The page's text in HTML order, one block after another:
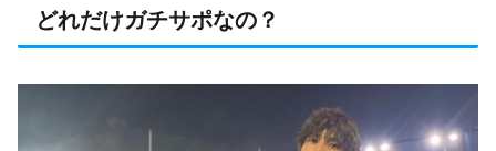
どれだけガチサポなの？